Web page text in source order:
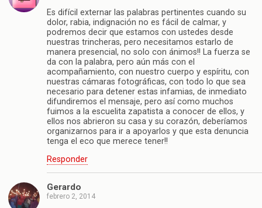
Es difícil externar las palabras pertinentes cuando su
dolor, rabia, indignación no es fácil de calmar, y
podremos decir que estamos con ustedes desde
nuestras trincheras, pero necesitamos estarlo de
manera presencial, no solo con ánimos!! La fuerza se
da con la palabra, pero aún más con el
acompañamiento, con nuestro cuerpo y espíritu, con
nuestras cámaras fotográficas, con todo lo que sea
necesario para detener estas infamias, de inmediato
difundiremos el mensaje, pero así como muchos
fuimos a la escuelita zapatista a conocer de ellos, y
ellos nos abrieron su casa y su corazón, deberíamos
organizarnos para ir a apoyarlos y que esta denuncia
tenga el eco que merece tener!!
Responder
Gerardo
febrero 2, 2014